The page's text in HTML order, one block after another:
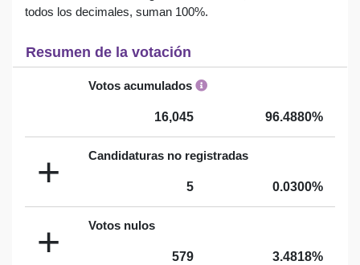
todos los decimales, suman 100%.
Resumen de la votación
Votos acumulados
16,045 96.4880%
+ Candidaturas no registradas
5 0.0300%
+ Votos nulos
579 3.4818%